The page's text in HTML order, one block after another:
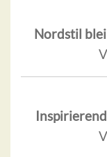
Nordstil